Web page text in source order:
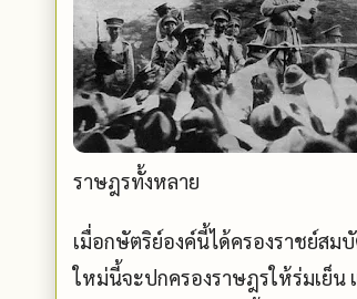
ราษฎรทั้งหลาย
เมื่อกษัตริย์องค์นี้ได้ครองราชย์ส
ใหม่นี้จะปกครองราษฎรให้ร่มเย็